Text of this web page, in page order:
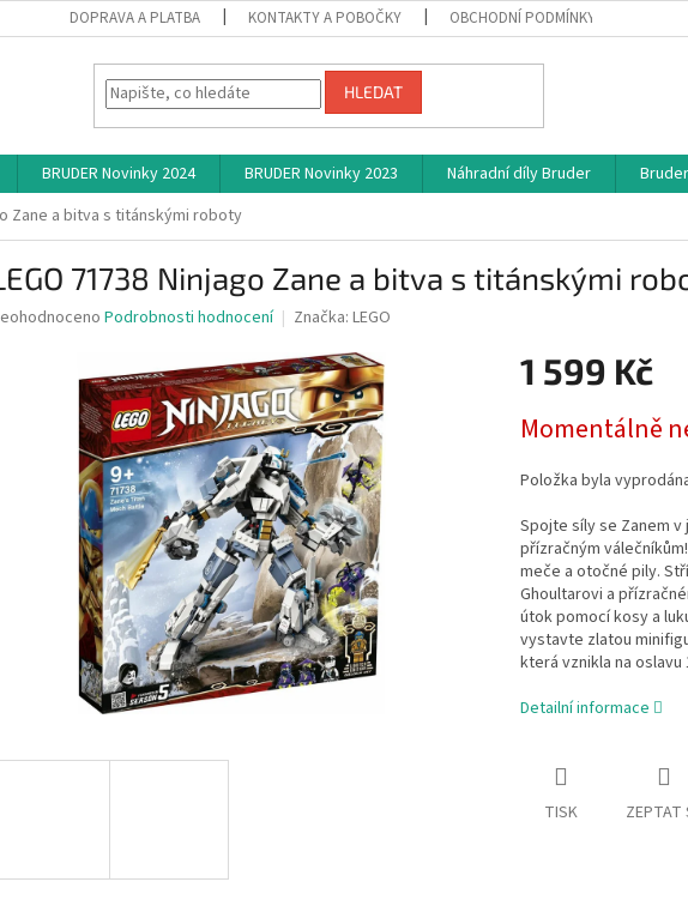
DOPRAVA A PLATBA KONTAKTY A POBOČKY OBCHODNÍ PODMÍNKY
HLEDAT
BRUDER Novinky 2024 BRUDER Novinky 2023 Náhradní díly Bruder Bruder
Zane a bitva s titánskými roboty
71738 Ninjago Zane a bitva s titánskými
Podrobnosti hodnocení Značka: LEGO
1 599 Kč
cena:
Momentálně
Položka byla
Spojte síly se Zanem
přízračným
meče a otočné pily.
Ghoultarovi a
útok pomocí kosy a
vystavte zlatou
která vznikla na oslavu
Detailní informace
TISK ZEPTAT